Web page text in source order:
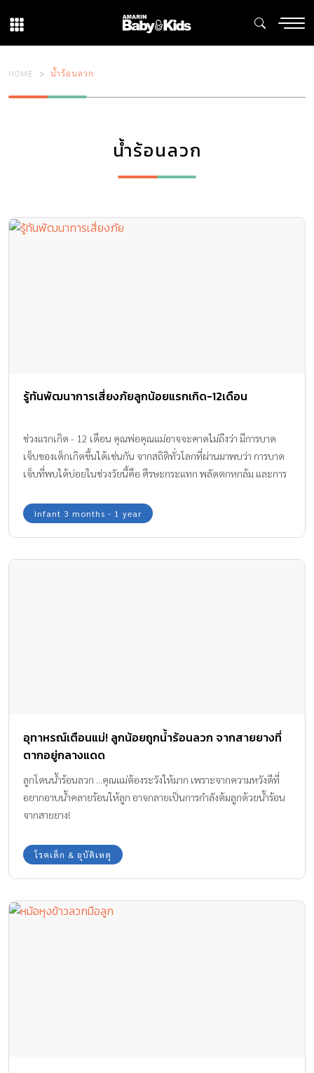
HOME น้ำร้อนลวก
น้ำร้อนลวก
รู้ทันพัฒนาการเสี่ยงภัยลูกน้อยแรกเกิด-12เดือน
ช่วงแรกเกิด - 12 เดือน คุณพ่อคุณแม่อาจจะคาดไม่ถึงว่า มีการบาด
เจ็บของเด็กเกิดขึ้นได้เช่นกัน จากสถิติทั่วโลกที่ผ่านมาพบว่า การบาด
เจ็บที่พบได้บ่อยในช่วงวัยนี้คือ ศีรษะกระแทก พลัดตกหกล้ม และการ
ค่ะ Infant 3 months - 1 year
อุทาหรณ์เตือนแม่! ลูกน้อยถูกน้ำร้อนลวก จากสายยางที่
ตากอยู่กลางแดด
ลูกโดนน้ำร้อนลวก ...คุณแม่ต้องระวังให้มาก เพราะจากความหวังดีที่
อยากอาบน้ำคลายร้อนให้ลูก อาจกลายเป็นการกำลังต้มลูกด้วยน้ำร้อน
จากสายยาง!
โรคเด็ก & อุบัติเหตุ